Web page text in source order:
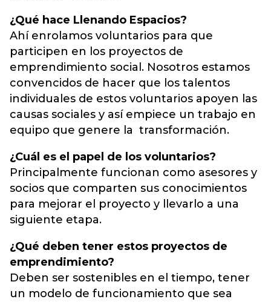
¿Qué hace Llenando Espacios?
Ahí enrolamos voluntarios para que
participen en los proyectos de
emprendimiento social. Nosotros estamos
convencidos de hacer que los talentos
individuales de estos voluntarios apoyen las
causas sociales y así empiece un trabajo en
equipo que genere la transformación.
¿Cuál es el papel de los voluntarios?
Principalmente funcionan como asesores y
socios que comparten sus conocimientos
para mejorar el proyecto y llevarlo a una
siguiente etapa.
¿Qué deben tener estos proyectos de
emprendimiento?
Deben ser sostenibles en el tiempo, tener
un modelo de funcionamiento que sea